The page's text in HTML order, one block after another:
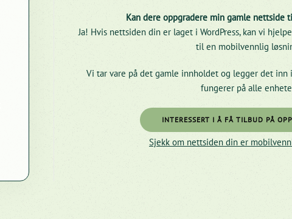
Kan dere oppgradere min gamle nettside
Ja! Hvis nettsiden din er laget i WordPress, kan vi
til en mobilvennlig
Vi tar vare på det gamle innholdet og legger det inn
fungerer på alle
INTERESSERT I Å FÅ TILBUD PÅ
Sjekk om nettsiden din er